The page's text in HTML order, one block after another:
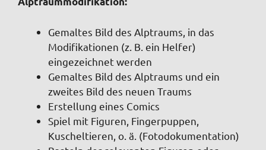
Gemaltes Bild des Alptraums, in das
Modifikationen (z. B. ein Helfer)
eingezeichnet werden
Gemaltes Bild des Alptraums und ein
zweites Bild des neuen Traums
Erstellung eines Comics
Spiel mit Figuren, Fingerpuppen,
Kuscheltieren, o. ä. (Fotodokumentation)